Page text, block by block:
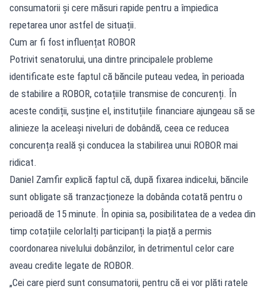
consumatorii și cere măsuri rapide pentru a împiedica
repetarea unor astfel de situații.
Cum ar fi fost influențat ROBOR
Potrivit senatorului, una dintre principalele probleme
identificate este faptul că băncile puteau vedea, în perioada
de stabilire a ROBOR, cotațiile transmise de concurenți. În
aceste condiții, susține el, instituțiile financiare ajungeau să se
alinieze la aceleași niveluri de dobândă, ceea ce reducea
concurența reală și conducea la stabilirea unui ROBOR mai
ridicat.
Daniel Zamfir explică faptul că, după fixarea indicelui, băncile
sunt obligate să tranzacționeze la dobânda cotată pentru o
perioadă de 15 minute. În opinia sa, posibilitatea de a vedea din
timp cotațiile celorlalți participanți la piață a permis
coordonarea nivelului dobânzilor, în detrimentul celor care
aveau credite legate de ROBOR.
„Cei care pierd sunt consumatorii, pentru că ei vor plăti ratele